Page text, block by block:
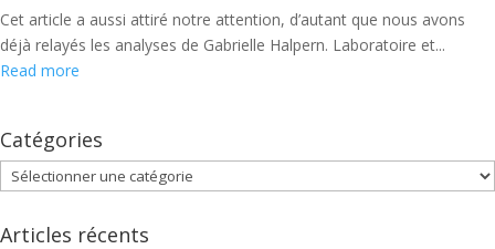
Cet article a aussi attiré notre attention, d’autant que nous avons
déjà relayés les analyses de Gabrielle Halpern. Laboratoire et...
Read more
Catégories
Catégories
Articles récents